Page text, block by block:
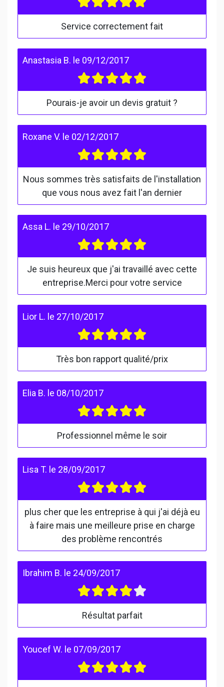
Service correctement fait
Anastasia B. le 09/12/2017
Pourais-je avoir un devis gratuit ?
Roxane V. le 02/12/2017
Nous sommes très satisfaits de l'installation
que vous nous avez fait l'an dernier
Assa L. le 29/10/2017
Je suis heureux que j'ai travaillé avec cette
entreprise.Merci pour votre service
Lior L. le 27/10/2017
Très bon rapport qualité/prix
Elia B. le 08/10/2017
Professionnel même le soir
Lisa T. le 28/09/2017
plus cher que les entreprise à qui j'ai déjà eu
à faire mais une meilleure prise en charge
des problème rencontrés
Ibrahim B. le 24/09/2017
Résultat parfait
Youcef W. le 07/09/2017